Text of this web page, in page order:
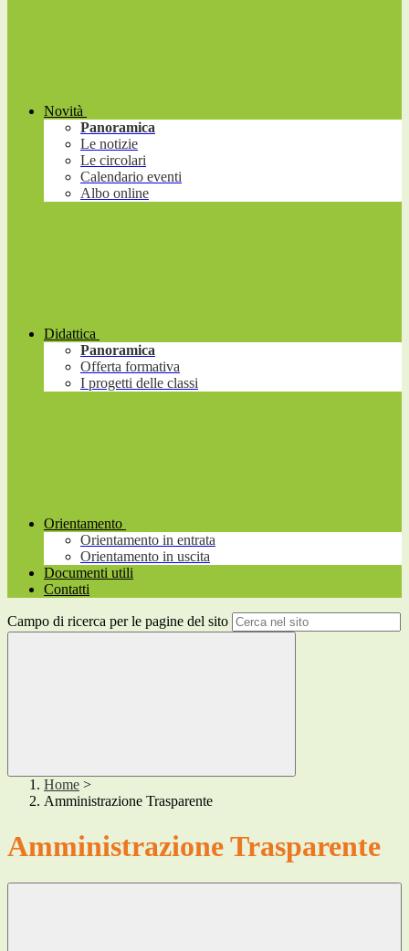
Novità
Panoramica
Le notizie
Le circolari
Calendario eventi
Albo online
Didattica
Panoramica
Offerta formativa
I progetti delle classi
Orientamento
Orientamento in entrata
Orientamento in uscita
Documenti utili
Contatti
Campo di ricerca per le pagine del sito
Home >
Amministrazione Trasparente
Amministrazione Trasparente